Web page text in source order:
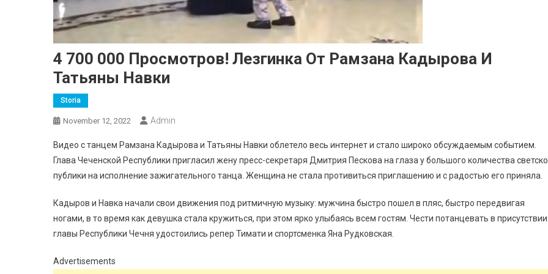
4 700 000 Просмотров! Лезгинка От Рамзана Кадырова И
Татьяны Навки
Storia
November 12, 2022 Admin
Видео с танцем Рамзана Кадырова и Татьяны Навки облетело весь интернет и стало широко обсуждаемым событием.
Глава Чеченской Республики пригласил жену пресс-секретаря Дмитрия Пескова на глаза у большого количества
публики на исполнение зажигательного танца. Женщина не стала противиться приглашению и с радостью его приняла.
Кадыров и Навка начали свои движения под ритмичную музыку: мужчина быстро пошел в пляс, быстро передвигая
ногами, в то время как девушка стала кружиться, при этом ярко улыбаясь всем гостям. Чести потанцевать в присутствии
главы Республики Чечня удостоились репер Тимати и спортсменка Яна Рудковская.
Advertisements